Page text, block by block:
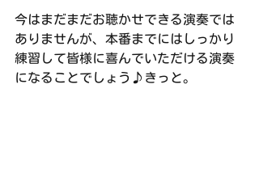
今はまだまだお聴かせできる演奏では
ありませんが、本番までにはしっかり
練習して皆様に喜んでいただける演奏
になることでしょう♪きっと。